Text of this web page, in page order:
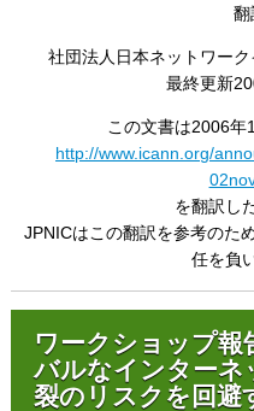
翻
社団法人日本ネットワー
最終更新
この文書は2006年
http://www.icann.org/
を翻訳し
JPNICはこの翻訳を参考のた
任を負
ワークショップ報
バルなインターネ
裂のリスクを回避